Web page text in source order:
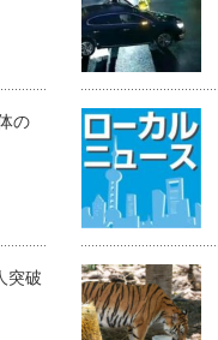
の
突破